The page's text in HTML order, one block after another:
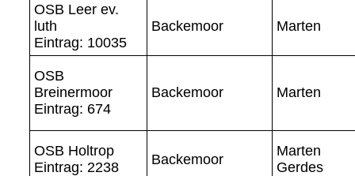
OSB Leer ev.
luth
Eintrag: 10035
Backemoor Marten
OSB
Breinermoor
Eintrag: 674
Backemoor Marten
OSB Holtrop
Eintrag: 2238
Backemoor
Marten
Gerdes